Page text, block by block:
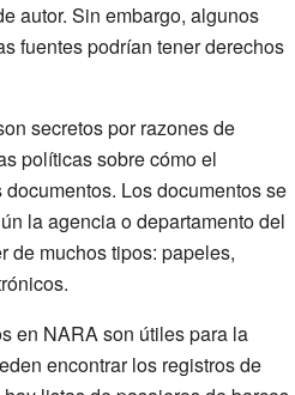
autor. Sin embargo, algunos
fuentes podrían tener derechos
secretos por razones de
políticas sobre cómo el
Los documentos se
la agencia o departamento del
de muchos tipos: papeles,
en NARA son útiles para la
encontrar los registros de